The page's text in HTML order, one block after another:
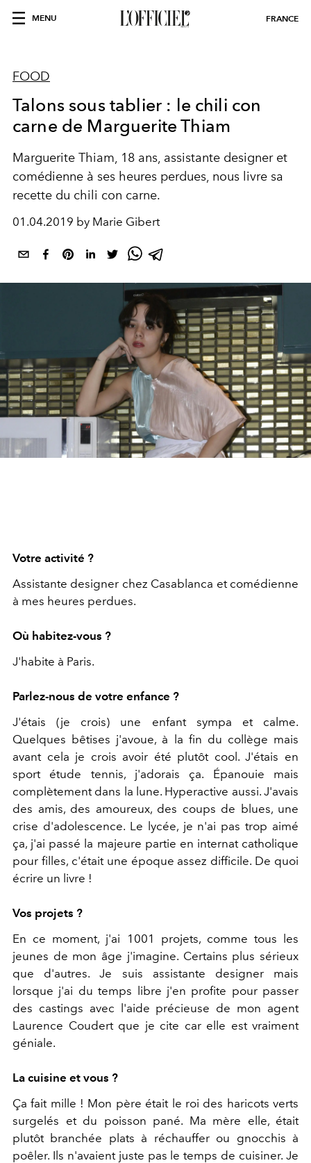
MENU FRANCE
FOOD
Talons sous tablier : le chili con
carne de Marguerite Thiam
Marguerite Thiam, 18 ans, assistante designer et
comédienne à ses heures perdues, nous livre sa
recette du chili con carne.
01.04.2019 by Marie Gibert
Votre activité ?
Assistante designer chez Casablanca et comédienne
à mes heures perdues.
Où habitez-vous ?
J'habite à Paris.
Parlez-nous de votre enfance ?
J'étais (je crois) une enfant sympa et calme.
Quelques bêtises j'avoue, à la fin du collège mais
avant cela je crois avoir été plutôt cool. J'étais en
sport étude tennis, j'adorais ça. Épanouie mais
complètement dans la lune. Hyperactive aussi. J'avais
des amis, des amoureux, des coups de blues, une
crise d'adolescence. Le lycée, je n'ai pas trop aimé
ça, j'ai passé la majeure partie en internat catholique
pour filles, c'était une époque assez difficile. De quoi
écrire un livre !
Vos projets ?
En ce moment, j'ai 1001 projets, comme tous les
jeunes de mon âge j'imagine. Certains plus sérieux
que d'autres. Je suis assistante designer mais
lorsque j'ai du temps libre j'en profite pour passer
des castings avec l'aide précieuse de mon agent
Laurence Coudert que je cite car elle est vraiment
géniale.
La cuisine et vous ?
Ça fait mille ! Mon père était le roi des haricots verts
surgelés et du poisson pané. Ma mère elle, était
plutôt branchée plats à réchauffer ou gnocchis à
poêler. Ils n'avaient juste pas le temps de cuisiner. Je